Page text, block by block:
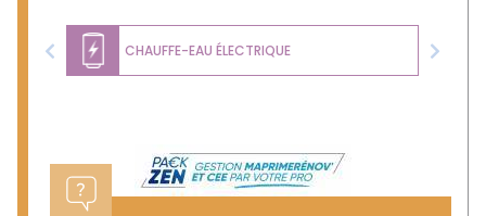
CHAUFFE-EAU ÉLECTRIQUE
Previous Next